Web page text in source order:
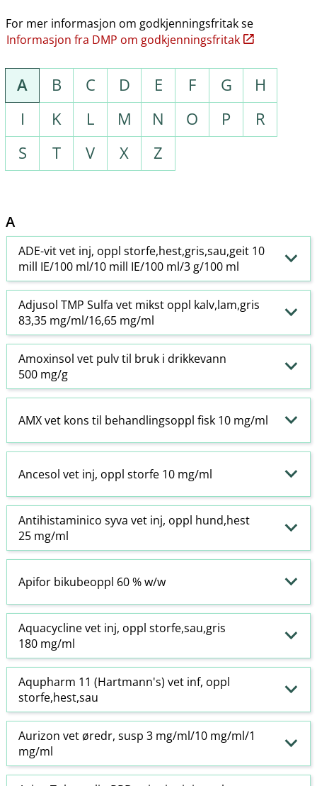
For mer informasjon om godkjenningsfritak se
Informasjon fra DMP om godkjenningsfritak
A B C D E F G
H
I
K L M N O P
R
S
T V X Z
A
ADE-vit vet inj, oppl storfe,hest,gris,sau,geit 10
mill IE/100 ml/10 mill IE/100 ml/3 g/100 ml
Adjusol TMP Sulfa vet mikst oppl kalv,lam,gris
83,35 mg/ml/16,65 mg/ml
Amoxinsol vet pulv til bruk i drikkevann
500 mg/g
AMX vet kons til behandlingsoppl fisk 10 mg/ml
Ancesol vet inj, oppl storfe 10 mg/ml
Antihistaminico syva vet inj, oppl hund,hest
25 mg/ml
Apifor bikubeoppl 60 % w​/​w
Aquacycline vet inj, oppl storfe,sau,gris
180 mg/ml
Aqupharm 11 (Hartmann's) vet inf, oppl
storfe,hest,sau
Aurizon vet øredr, susp 3 mg/ml/10 mg/ml/1
mg/ml